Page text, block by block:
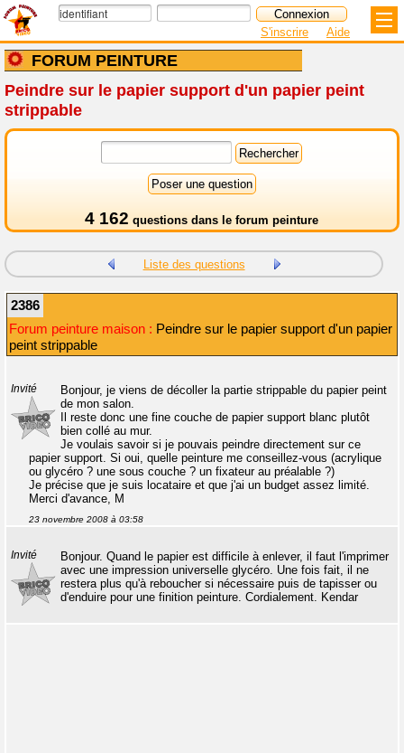
FORUM PEINTURE
S'inscrire Aide
Peindre sur le papier support d'un papier peint
strippable
4 162 questions dans le forum peinture
Liste des questions
2386
Forum peinture maison : Peindre sur le papier support d'un papier
peint strippable
Invité
Bonjour, je viens de décoller la partie strippable du papier peint
de mon salon.
Il reste donc une fine couche de papier support blanc plutôt
bien collé au mur.
Je voulais savoir si je pouvais peindre directement sur ce
papier support. Si oui, quelle peinture me conseillez-vous (acrylique
ou glycéro ? une sous couche ? un fixateur au préalable ?)
Je précise que je suis locataire et que j'ai un budget assez limité.
Merci d'avance, M
23 novembre 2008 à 03:58
Invité
Bonjour. Quand le papier est difficile à enlever, il faut l'imprimer
avec une impression universelle glycéro. Une fois fait, il ne
restera plus qu'à reboucher si nécessaire puis de tapisser ou
d'enduire pour une finition peinture. Cordialement. Kendar